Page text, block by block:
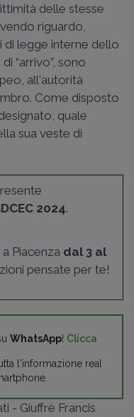
delle stesse
riguardo,
di legge interne dello
“arrivo”, sono
all'autorità
Come disposto
quale
sua veste di
2024.
a Piacenza dal 3 al
pensate per te!
WhatsApp! Clicca
l'informazione real
- Giuffrè Francis